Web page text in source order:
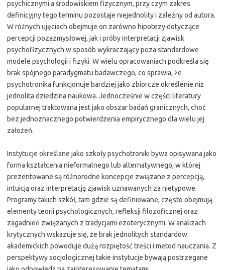
psychicznymi a środowiskiem fizycznym, przy czym zakres
definicyjny tego terminu pozostaje niejednolity i zależny od autora.
W różnych ujęciach obejmuje on zarówno hipotezy dotyczące
percepcji pozazmysłowej, jak i próby interpretacji zjawisk
psychofizycznych w sposób wykraczający poza standardowe
modele psychologii i fizyki. W wielu opracowaniach podkreśla się
brak spójnego paradygmatu badawczego, co sprawia, że
psychotronika funkcjonuje bardziej jako zbiorcze określenie niż
jednolita dziedzina naukowa. Jednocześnie w części literatury
popularnej traktowana jest jako obszar badań granicznych, choć
bez jednoznacznego potwierdzenia empirycznego dla wielu jej
założeń.
Instytucje określane jako szkoły psychotroniki bywa opisywana jako
forma kształcenia nieformalnego lub alternatywnego, w której
prezentowane są różnorodne koncepcje związane z percepcją,
intuicją oraz interpretacją zjawisk uznawanych za nietypowe.
Programy takich szkół, tam gdzie są definiowane, często obejmują
elementy teorii psychologicznych, refleksji filozoficznej oraz
zagadnień związanych z tradycjami ezoterycznymi. W analizach
krytycznych wskazuje się, że brak jednolitych standardów
akademickich powoduje dużą rozpiętość treści i metod nauczania. Z
perspektywy socjologicznej takie instytucje bywają postrzegane